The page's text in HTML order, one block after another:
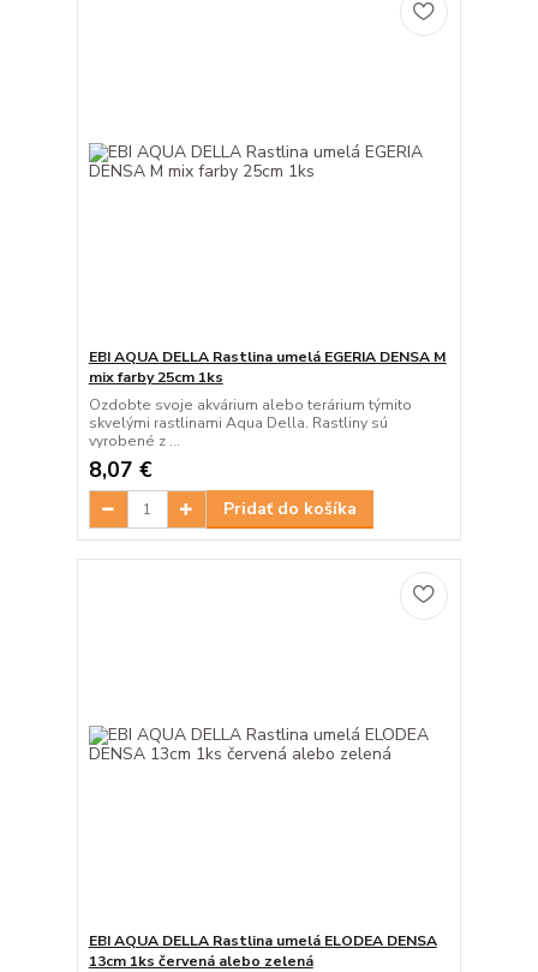
EBI AQUA DELLA Rastlina umelá EGERIA DENSA M
mix farby 25cm 1ks
Ozdobte svoje akvárium alebo terárium týmito
skvelými rastlinami Aqua Della. Rastliny sú
vyrobené z ...
8,07 €
Pridať do košíka
EBI AQUA DELLA Rastlina umelá ELODEA DENSA
13cm 1ks červená alebo zelená